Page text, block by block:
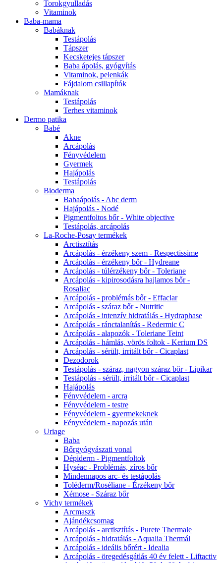
Torokgyulladás
Vitaminok
Baba-mama
Babáknak
Testápolás
Tápszer
Kecsketejes tápszer
Baba ápolás, gyógyítás
Vitaminok, pelenkák
Fájdalom csillapítók
Mamáknak
Testápolás
Terhes vitaminok
Dermo patika
Babé
Akne
Arcápolás
Fényvédelem
Gyermek
Hajápolás
Testápolás
Bioderma
Babaápolás - Abc derm
Hajápolás - Nodé
Pigmentfoltos bőr - White objective
Testápolás, arcápolás
La-Roche-Posay termékek
Arctisztítás
Arcápolás - érzékeny szem - Respectissime
Arcápolás - érzékeny bőr - Hydreane
Arcápolás - túlérzékeny bőr - Toleriane
Arcápolás - kipirosodásra hajlamos bőr -
Rosaliac
Arcápolás - problémás bőr - Effaclar
Arcápolás - száraz bőr - Nutritic
Arcápolás - intenzív hidratálás - Hydraphase
Arcápolás - ránctalanítás - Redermic C
Arcápolás - alapozók - Toleriane Teint
Arcápolás - hámlás, vörös foltok - Kerium DS
Arcápolás - sérült, irritált bőr - Cicaplast
Dezodorok
Testápolás - száraz, nagyon száraz bőr - Lipikar
Testápolás - sérült, irritált bőr - Cicaplast
Hajápolás
Fényvédelem - arcra
Fényvédelem - testre
Fényvédelem - gyermekeknek
Fényvédelem - napozás után
Uriage
Baba
Bőrgyógyászati vonal
Dépiderm - Pigmentfoltok
Hyséac - Problémás, zíros bőr
Mindennapos arc- és testápolás
Toléderm/Roséliane - Érzékeny bőr
Xémose - Száraz bőr
Vichy termékek
Arcmaszk
Ajándékcsomag
Arcápolás - arctisztítás - Purete Thermale
Arcápolás - hidratálás - Aqualia Thermál
Arcápolás - ideális bőrért - Idealia
Arcápolás - öregedésgátlás 40 év felett - Liftactiv